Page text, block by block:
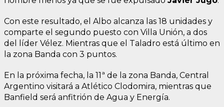
Con este resultado, el Albo alcanza las 18 unidades y
comparte el segundo puesto con Villa Unión, a dos
del líder Vélez. Mientras que el Taladro está último en
la zona Banda con 3 puntos.
En la próxima fecha, la 11ª de la zona Banda, Central
Argentino visitará a Atlético Clodomira, mientras que
Banfield será anfitrión de Agua y Energía.